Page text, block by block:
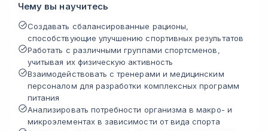
Чему вы научитесь
Создавать сбалансированные рационы,
способствующие улучшению спортивных результатов
Работать с различными группами спортсменов,
учитывая их физическую активность
Взаимодействовать с тренерами и медицинским
персоналом для разработки комплексных программ
питания
Анализировать потребности организма в макро- и
микроэлементах в зависимости от вида спорта